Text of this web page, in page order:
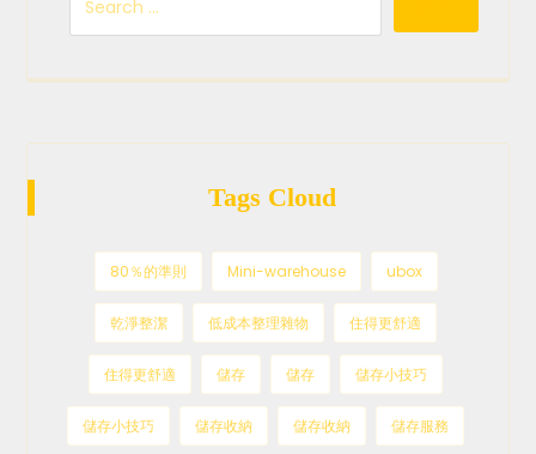
Tags Cloud
80％的準則 Mini-warehouse ubox
乾淨整潔 低成本整理雜物 住得更舒適
住得更舒適 儲存 儲存 儲存小技巧
儲存小技巧 儲存收納 儲存收納 儲存服務